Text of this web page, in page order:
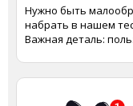
Нужно быть
набрать в нашем
Важная деталь: